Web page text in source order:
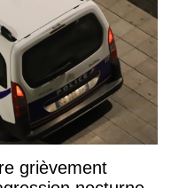
grièvement